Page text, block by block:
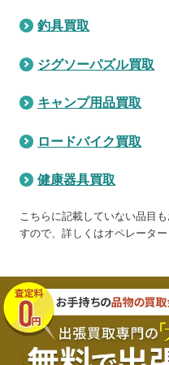
釣具買取
ジグソーパズル買取
キャンプ用品買取
ロードバイク買取
健康器具買取
こちらに記載していない品目
すので、詳しくはオペレーター